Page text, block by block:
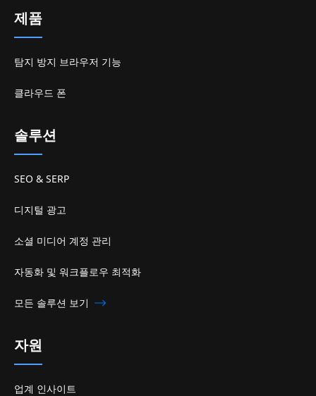
제품
탐지 방지 브라우저 기능
클라우드 폰
솔루션
SEO & SERP
디지털 광고
소셜 미디어 계정 관리
자동화 및 워크플로우 최적화
모든 솔루션 보기
자원
업계 인사이트